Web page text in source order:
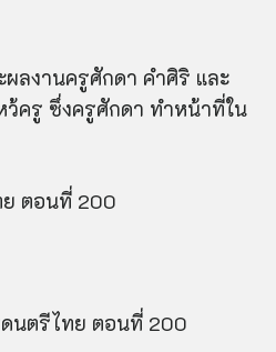
ผลงานครูศักดา คำศิริ และ
ว้ครู ซึ่งครูศักดา ทำหน้าที่ใน
ตอนที่ 200
นตรีไทย ตอนที่ 200